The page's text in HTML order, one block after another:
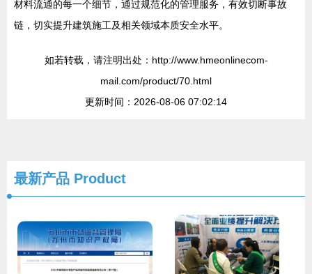
材料流通的每一个细节，通过规范化的管理服务，有效切断事故
链，切实提升建筑施工及相关领域本质安全水平。
如若转载，请注明出处：http://www.hmeonlinecom-
mail.com/product/70.html
更新时间：2026-08-06 07:02:14
最新产品 Product